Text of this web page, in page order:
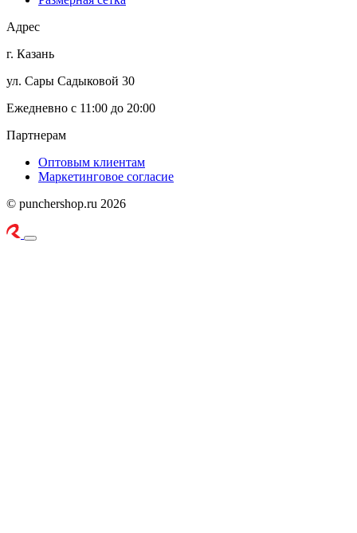
Адрес
г. Казань
ул. Сары Садыковой 30
Ежедневно с 11:00 до 20:00
Партнерам
Оптовым клиентам
Маркетинговое согласие
© punchershop.ru 2026